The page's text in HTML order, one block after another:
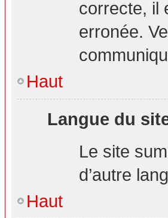
correcte, il
erronée.
Haut
Langue du
Le site
d’autre
Haut